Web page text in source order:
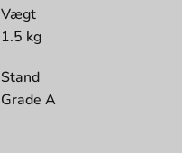
Vægt
1.5 kg
Stand
Grade A